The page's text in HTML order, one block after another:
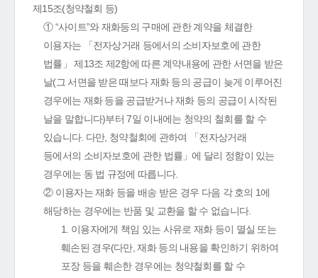
제15조(청약철회 등)
① “사이트”와 재화등의 구매에 관한 계약을 체결한
이용자는 「전자상거래 등에서의 소비자보호에 관한
법률」 제13조 제2항에 따른 계약내용에 관한 서면을 받은
날(그 서면을 받은 때보다 재화 등의 공급이 늦게 이루어진
경우에는 재화 등을 공급받거나 재화 등의 공급이 시작된
날을 말합니다)부터 7일 이내에는 청약의 철회를 할 수
있습니다. 다만, 청약철회에 관하여 「전자상거래
등에서의 소비자보호에 관한 법률」에 달리 정함이 있는
경우에는 동 법 규정에 따릅니다.
② 이용자는 재화 등을 배송 받은 경우 다음 각 호의 1에
해당하는 경우에는 반품 및 교환을 할 수 없습니다.
1. 이용자에게 책임 있는 사유로 재화 등이 멸실 또는
훼손된 경우(다만, 재화 등의 내용을 확인하기 위하여
포장 등을 훼손한 경우에는 청약철회를 할 수